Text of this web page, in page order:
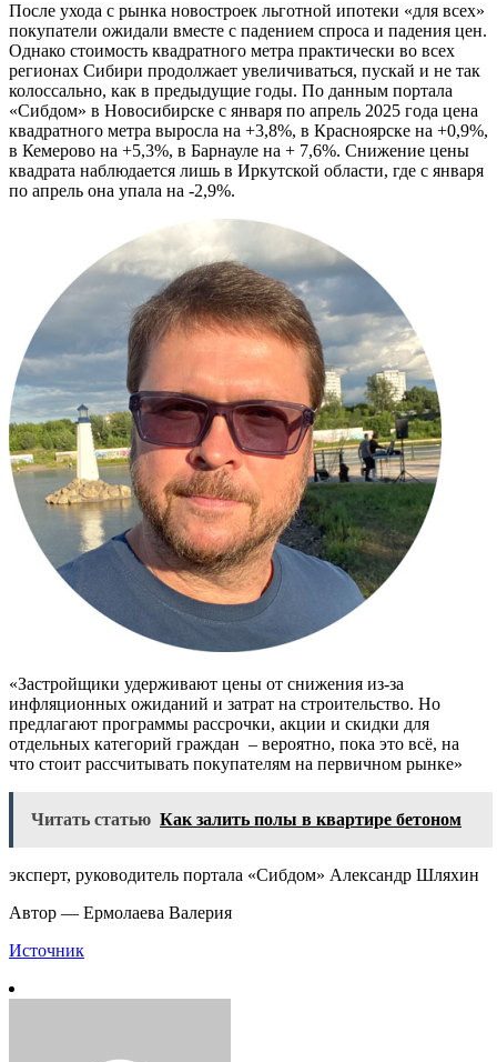
После ухода с рынка новостроек льготной ипотеки «для всех»
покупатели ожидали вместе с падением спроса и падения цен.
Однако стоимость квадратного метра практически во всех
регионах Сибири продолжает увеличиваться, пускай и не так
колоссально, как в предыдущие годы. По данным портала
«Сибдом» в Новосибирске с января по апрель 2025 года цена
квадратного метра выросла на +3,8%, в Красноярске на +0,9%,
в Кемерово на +5,3%, в Барнауле на + 7,6%. Снижение цены
квадрата наблюдается лишь в Иркутской области, где с января
по апрель она упала на -2,9%.
«Застройщики удерживают цены от снижения из-за
инфляционных ожиданий и затрат на строительство. Но
предлагают программы рассрочки, акции и скидки для
отдельных категорий граждан – вероятно, пока это всё, на
что стоит рассчитывать покупателям на первичном рынке»
Читать статью Как залить полы в квартире бетоном
эксперт, руководитель портала «Сибдом» Александр Шляхин
Автор — Ермолаева Валерия
Источник